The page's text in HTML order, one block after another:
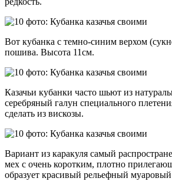
Вот кубанка с темно-синим верхом
пошива. Высота 11см.
Казачьи кубанки часто шьют из
серебряный галун специального
сделать из вискозы.
Вариант из каракуля самый
мех с очень коротким, плотно
образует красивый рельефный